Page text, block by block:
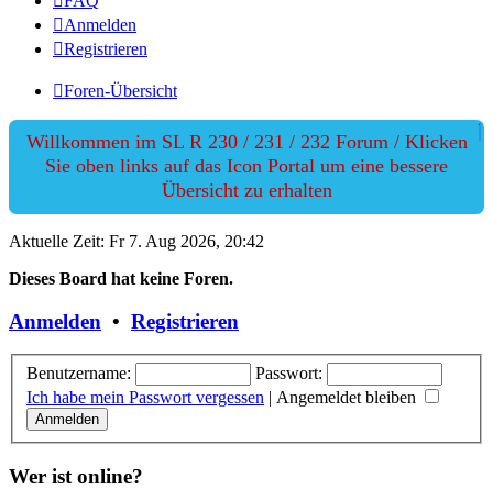
Anmelden
Registrieren
Foren-Übersicht
Willkommen im SL R 230 / 231 / 232 Forum / Klicken
Sie oben links auf das Icon Portal um eine bessere
Übersicht zu erhalten
Aktuelle Zeit: Fr 7. Aug 2026, 20:42
Dieses Board hat keine Foren.
Anmelden • Registrieren
Benutzername:
Passwort:
Ich habe mein Passwort vergessen | Angemeldet bleiben
Wer ist online?